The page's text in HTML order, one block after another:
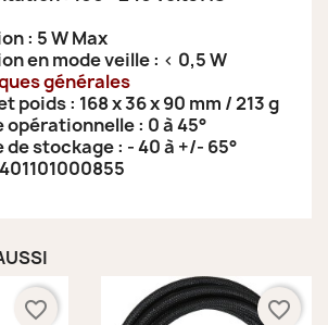
: 5 W Max
en mode veille : < 0,5 W
générales
poids : 168 x 36 x 90 mm / 213 g
: 0 à 45°
stockage : - 40 à +/- 65°
favorite_border favorite_border